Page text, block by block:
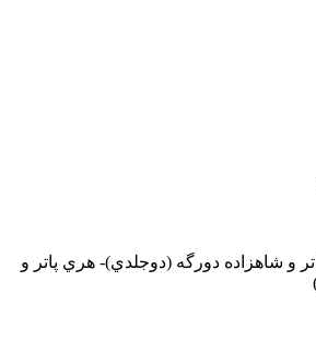
و شاهزاده دورگه (دوجلدي)- هري پاتر و